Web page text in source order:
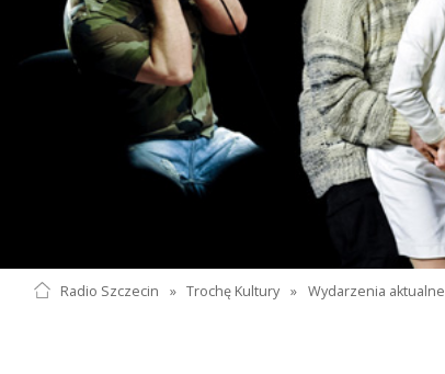
Radio Szczecin » Trochę Kultury » Wydarzenia aktualne